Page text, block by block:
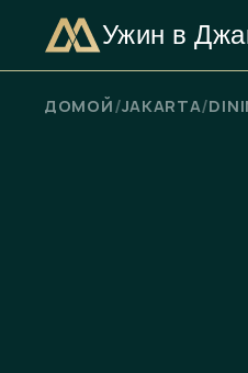
ПРОВЕРЬТЕ
Ужин в
ДОМОЙ/JAKARTA/